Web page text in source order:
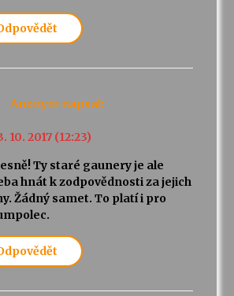
Anonym napsal:
10. 2017 (12:23)
Ty staré gaunery je ale
hnát k zodpovědnosti za jejich
Žádný samet. To platí i pro